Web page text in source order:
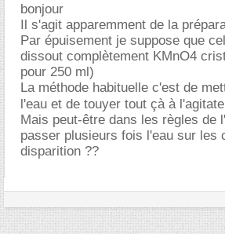
bonjour
Il s'agit apparemment de la
Par épuisement je suppose que
dissout complètement KMnO4
pour 250 ml)
La méthode habituelle c'est de
l'eau et de touyer tout çà à
Mais peut-être dans les règles de
passer plusieurs fois l'eau sur les
disparition ??